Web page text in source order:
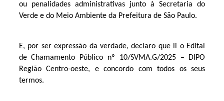
ou penalidades administrativas junto à Secretaria do
Verde e do Meio Ambiente da Prefeitura de São Paulo.
E, por ser expressão da verdade, declaro que li o Edital
de Chamamento Público nº 10/SVMA.G/2025 – DIPO
Região Centro-oeste, e concordo com todos os seus
termos.